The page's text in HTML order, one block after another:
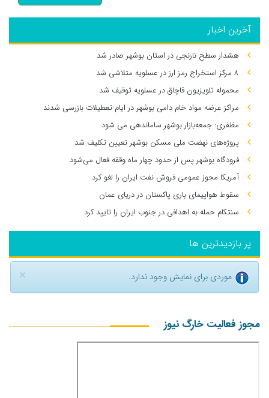
آخرین اخبار
هشدار سطح نارنجی در استان بوشهر صادر شد
۸ مرکز استخراج رمز ارز در عسلویه متلاشی شد
محموله تلویزیون قاچاق در عسلویه توقیف شد
مراکز عرضه مواد خام دامی بوشهر در ایام تعطیلات بازرسی شدند
مظفری: جمعه‌بازار بوشهر ساماندهی می‌ شود
پروژه‌های نهضت ملی مسکن بوشهر تعیین تکلیف شد
فرودگاه بوشهر پس از حدود چهار ماه وقفه فعال می‌شود
آمریکا مجوز عمومی فروش نفت ایران را لغو کرد
سقوط هواپیمای باری پاکستان در دریای عمان
سنتکام حمله به اهدافی در جنوب ایران را تایید کرد
پر بازدیدترین ها
× موردی برای نمایش وجود ندارد.
مجوز فعالیت خارگ نیوز